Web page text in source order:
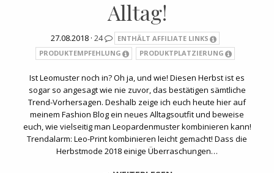
Alltag!
27.08.2018 · 24
ENTHÄLT AFFILIATE LINKS
PRODUKTEMPFEHLUNG
PRODUKTPLATZIERUNG
Ist Leomuster noch in? Oh ja, und wie! Diesen Herbst ist es
sogar so angesagt wie nie zuvor, das bestätigen sämtliche
Trend-Vorhersagen. Deshalb zeige ich euch heute hier auf
meinem Fashion Blog ein neues Alltagsoutfit und beweise
euch, wie vielseitig man Leopardenmuster kombinieren kann!
Trendalarm: Leo-Print kombinieren leicht gemacht! Dass die
Herbstmode 2018 einige Überraschungen…